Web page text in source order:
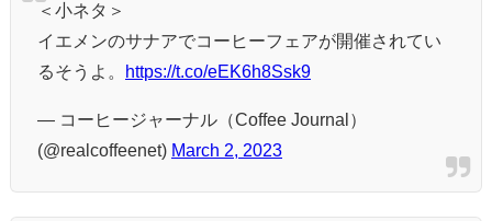
＜小ネタ＞
イエメンのサナアでコーヒーフェアが開催されてい
るそうよ。
https://t.co/eEK6h8Ssk9
— コーヒージャーナル（Coffee Journal）
(@realcoffeenet) March 2, 2023